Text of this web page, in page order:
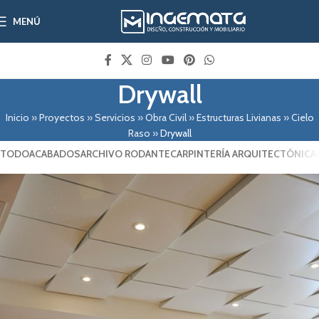
MENÚ
Drywall
Inicio »Proyectos »Servicios »Obra Civil»Estructuras Livianas »Cielo
Raso »Drywall
TODOACABADOSARCHIVO RODANTECARPINTERÍA ARQUITECTÓNICA